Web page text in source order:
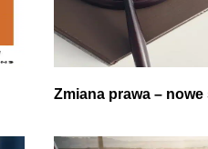
Zmiana prawa –